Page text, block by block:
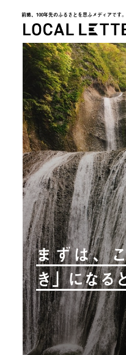
前略、100年先のふるさとを思ふメディアです。
LOCAL LETTER
まずは、
き」になる